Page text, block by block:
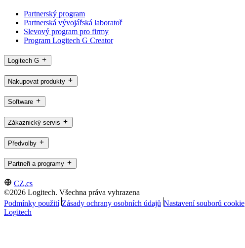
Partnerský program
Partnerská vývojářská laboratoř
Slevový program pro firmy
Program Logitech G Creator
Logitech G
Nakupovat produkty
Software
Zákaznický servis
Předvolby
Partneři a programy
CZ,cs
©2026 Logitech. Všechna práva vyhrazena
Podmínky použití Zásady ochrany osobních údajů Nastavení souborů cookie
Logitech